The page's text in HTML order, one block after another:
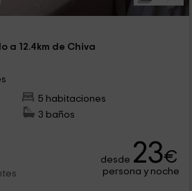
a 12.4km de Chiva
5 habitaciones
3 baños
desde 23€
persona y noche